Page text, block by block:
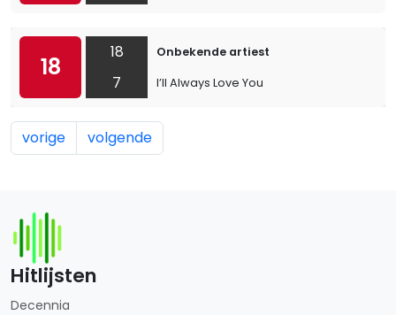
18
18
7
Onbekende artiest
I’ll Always Love You
vorige volgende
Hitlijsten
Decennia